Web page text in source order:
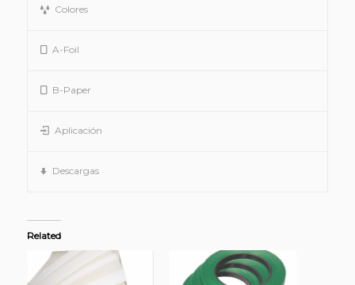
Colores
A-Foil
B-Paper
Aplicación
Descargas
Related